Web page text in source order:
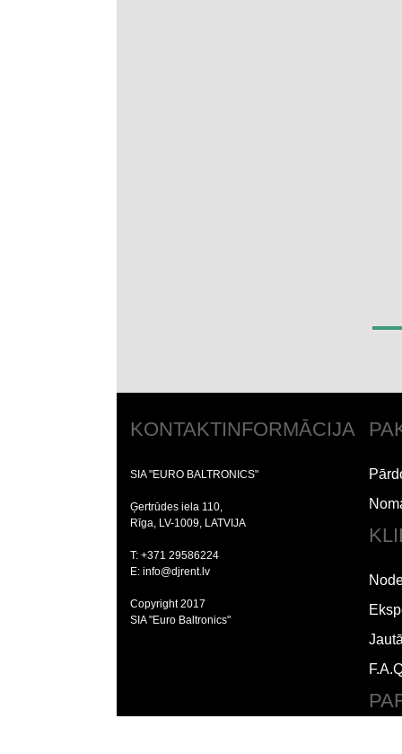
KONTAKTINFORMĀCIJA
SIA "EURO BALTRONICS"
Ģertrūdes iela 110,
Rīga, LV-1009, LATVIJA
T: +371 29586224
E: info@djrent.lv
Copyright 2017
SIA "Euro Baltronics"